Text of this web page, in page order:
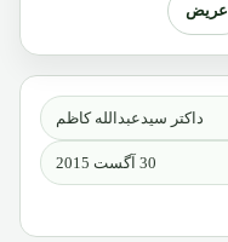
داکتر سیدعبدالله کاظم
30 آگست 2015
عریض